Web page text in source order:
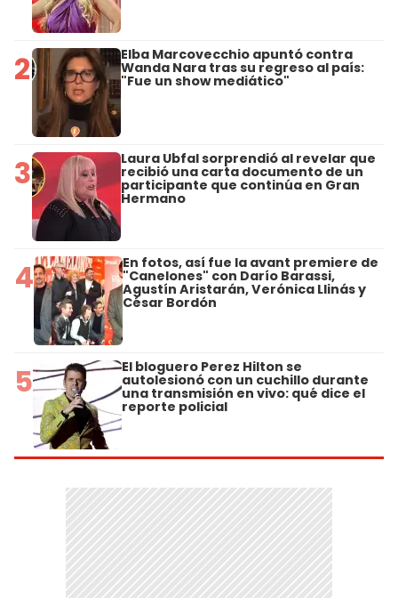
2 Elba Marcovecchio apuntó contra
Wanda Nara tras su regreso al país:
"Fue un show mediático"
3 Laura Ubfal sorprendió al revelar que
recibió una carta documento de un
participante que continúa en Gran
Hermano
4 En fotos, así fue la avant premiere de
"Canelones" con Darío Barassi,
Agustín Aristarán, Verónica Llinás y
César Bordón
5 El bloguero Perez Hilton se
autolesionó con un cuchillo durante
una transmisión en vivo: qué dice el
reporte policial